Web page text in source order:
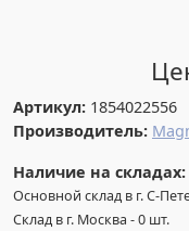
Артикул: 1854022556
Производитель:
Наличие на складах:
Основной склад в г. С-
Склад в г. Москва -0 шт.